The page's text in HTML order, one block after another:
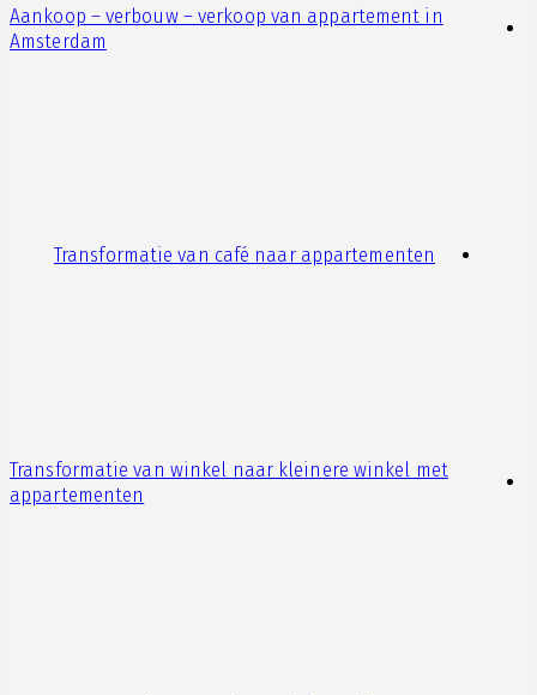
Aankoop – verbouw – verkoop van appartement in
Amsterdam
Transformatie van café naar appartementen
Transformatie van winkel naar kleinere winkel met
appartementen